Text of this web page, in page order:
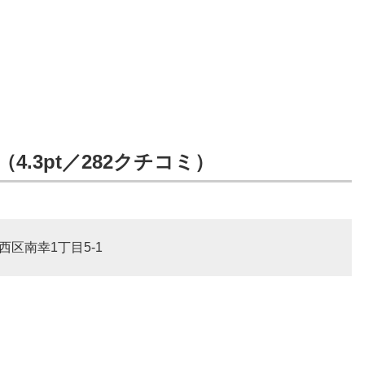
4.3pt／282クチコミ）
区南幸1丁目5-1